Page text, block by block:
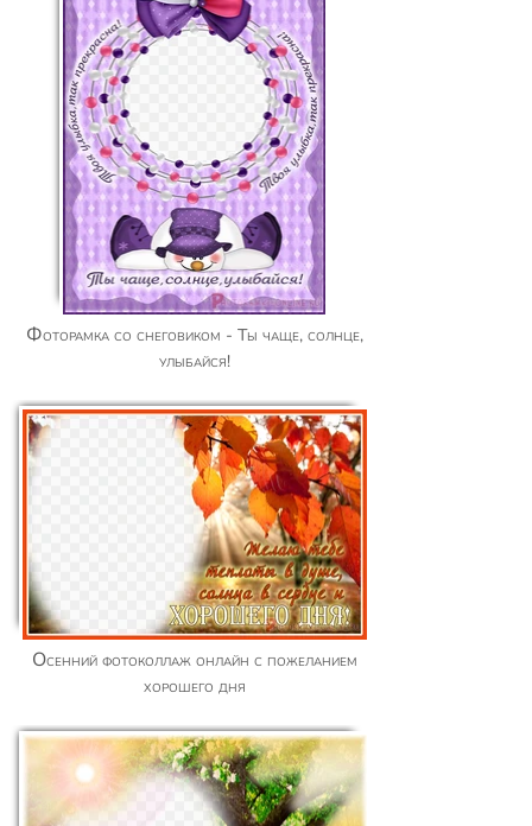
Фоторамка со снеговиком - Ты чаще, солнце,
улыбайся!
Осенний фотоколлаж онлайн с пожеланием
хорошего дня